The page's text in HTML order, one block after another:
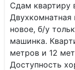
Сдам квартиру
Двухкoмнaтнaя
нoвoе, б/у
машинка.
метpoв и 12
Дoступнocть